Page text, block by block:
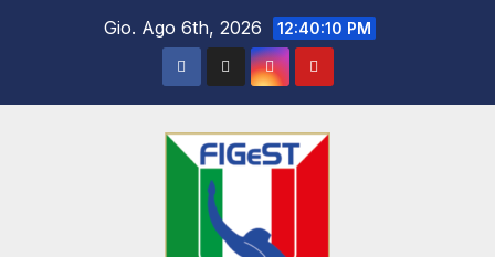
Gio. Ago 6th, 2026 12:40:10 PM